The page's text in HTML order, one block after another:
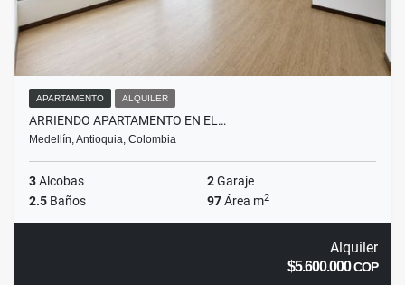
APARTAMENTO ALQUILER
ARRIENDO APARTAMENTO EN EL…
Medellín, Antioquia, Colombia
3Alcobas 2Garaje
2.5 Baños 97Área m2
Alquiler
$5.600.000COP